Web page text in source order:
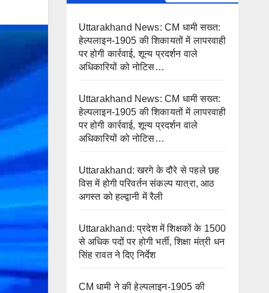
Uttarakhand News: CM धामी सख्त:
हेल्पलाइन-1905 की शिकायतों में लापरवाही
पर होगी कार्रवाई, शून्य प्रदर्शन वाले
अधिकारियों को नोटिस…
Uttarakhand News: CM धामी सख्त:
हेल्पलाइन-1905 की शिकायतों में लापरवाही
पर होगी कार्रवाई, शून्य प्रदर्शन वाले
अधिकारियों को नोटिस…
Uttarakhand: खरगे के दौरे से पहले छह
विस में होगी परिवर्तन संकल्प यात्रा, आठ
अगस्त को हल्द्वानी में रैली
Uttarakhand: प्रदेश में शिक्षकों के 1500
से अधिक पदों पर होगी भर्ती, शिक्षा मंत्री धन
सिंह रावत ने दिए निर्देश
CM धामी ने की हेल्पलाइन-1905 की